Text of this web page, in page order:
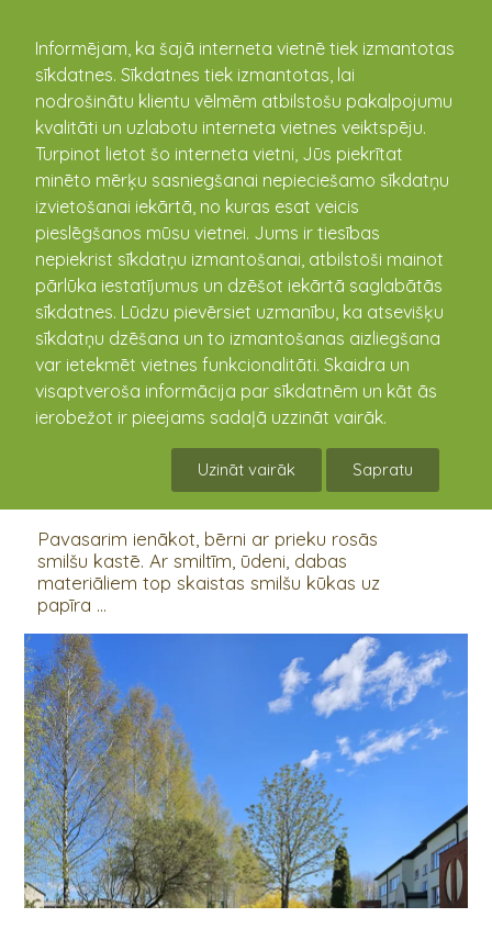
Informējam, ka šajā interneta vietnē tiek izmantotas
sīkdatnes. Sīkdatnes tiek izmantotas, lai
nodrošinātu klientu vēlmēm atbilstošu pakalpojumu
kvalitāti un uzlabotu interneta vietnes veiktspēju.
Turpinot lietot šo interneta vietni, Jūs piekrītat
minēto mērķu sasniegšanai nepieciešamo sīkdatņu
izvietošanai iekārtā, no kuras esat veicis
pieslēgšanos mūsu vietnei. Jums ir tiesības
nepiekrist sīkdatņu izmantošanai, atbilstoši mainot
pārlūka iestatījumus un dzēšot iekārtā saglabātās
sīkdatnes. Lūdzu pievērsiet uzmanību, ka atsevišķu
sīkdatņu dzēšana un to izmantošanas aizliegšana
var ietekmēt vietnes funkcionalitāti. Skaidra un
visaptveroša informācija par sīkdatnēm un kāt ās
ierobežot ir pieejams sadaļā uzzināt vairāk.
Uzināt vairāk Sapratu
kandava.lv
PASĀKUMU
KALENDĀRS
Āra nodarbība pirmsskolā
Pavasarim ienākot, bērni ar prieku rosās
smilšu kastē. Ar smiltīm, ūdeni, dabas
materiāliem top skaistas smilšu kūkas uz
papīra ...